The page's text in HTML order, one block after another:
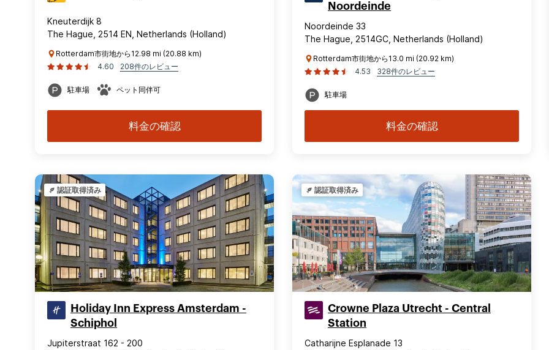
Kneuterdijk 8
The Hague, 2514 EN, Netherlands (Holland)
Rotterdam市街地から12.98 mi (20.88 km)
4.60
208件のレビュー
駐車場 ペット同伴可
料金の確認
Noordeinde
Noordeinde 33
The Hague, 2514GC, Netherlands (Holland)
Rotterdam市街地から13.0 mi (20.92 km)
4.53
328件のレビュー
駐車場
料金の確認
認証取得済み
Holiday Inn Express Amsterdam -
Schiphol
Jupiterstraat 162 - 200
認証取得済み
Crowne Plaza Utrecht - Central
Station
Catharijne Esplanade 13